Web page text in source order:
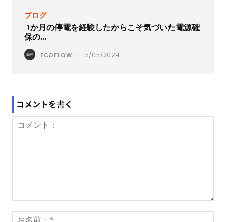
ブログ
1か月の停電を経験したからこそ気づいた電源確
保の...
ECOFLOW - 15/05/2024
コメントを書く